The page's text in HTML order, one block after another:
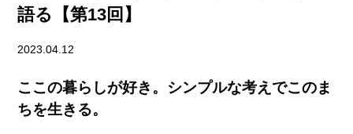
語る【第13回】
2023.04.12
ここの暮らしが好き。シンプルな考えでこのま
ちを生きる。